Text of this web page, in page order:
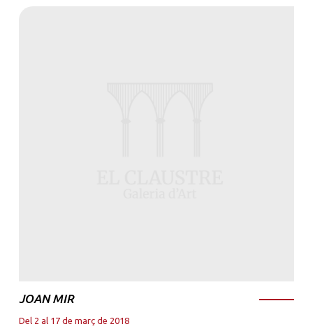
JOAN MIR
Del 2 al 17 de març de 2018